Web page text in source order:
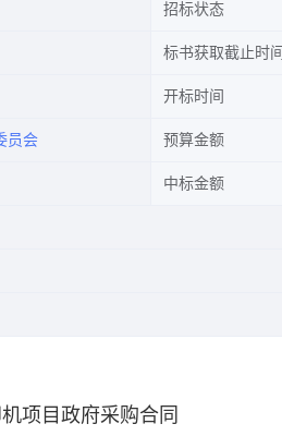
招标状态
标书获取截止时间
开标时间
员会 预算金额
中标金额
项目政府采购合同